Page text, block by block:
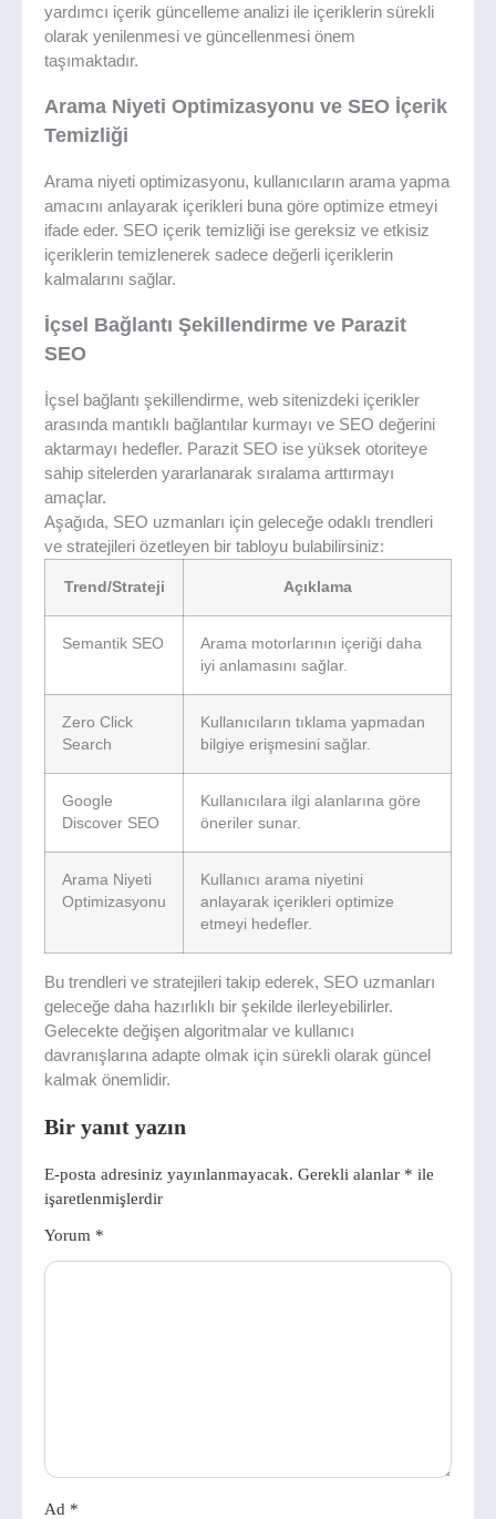
yardımcı içerik güncelleme analizi ile içeriklerin sürekli
olarak yenilenmesi ve güncellenmesi önem
taşımaktadır.
Arama Niyeti Optimizasyonu ve SEO İçerik
Temizliği
Arama niyeti optimizasyonu, kullanıcıların arama yapma
amacını anlayarak içerikleri buna göre optimize etmeyi
ifade eder. SEO içerik temizliği ise gereksiz ve etkisiz
içeriklerin temizlenerek sadece değerli içeriklerin
kalmalarını sağlar.
İçsel Bağlantı Şekillendirme ve Parazit
SEO
İçsel bağlantı şekillendirme, web sitenizdeki içerikler
arasında mantıklı bağlantılar kurmayı ve SEO değerini
aktarmayı hedefler. Parazit SEO ise yüksek otoriteye
sahip sitelerden yararlanarak sıralama arttırmayı
amaçlar.
Aşağıda, SEO uzmanları için geleceğe odaklı trendleri
ve stratejileri özetleyen bir tabloyu bulabilirsiniz:
Trend/Strateji Açıklama
Semantik SEO
Arama motorlarının içeriği daha
iyi anlamasını sağlar.
Zero Click
Search
Kullanıcıların tıklama yapmadan
bilgiye erişmesini sağlar.
Google
Discover SEO
Kullanıcılara ilgi alanlarına göre
öneriler sunar.
Arama Niyeti
Optimizasyonu
Kullanıcı arama niyetini
anlayarak içerikleri optimize
etmeyi hedefler.
Bu trendleri ve stratejileri takip ederek, SEO uzmanları
geleceğe daha hazırlıklı bir şekilde ilerleyebilirler.
Gelecekte değişen algoritmalar ve kullanıcı
davranışlarına adapte olmak için sürekli olarak güncel
kalmak önemlidir.
Bir yanıt yazın
E-posta adresiniz yayınlanmayacak. Gerekli alanlar * ile
işaretlenmişlerdir
Yorum *
Ad *